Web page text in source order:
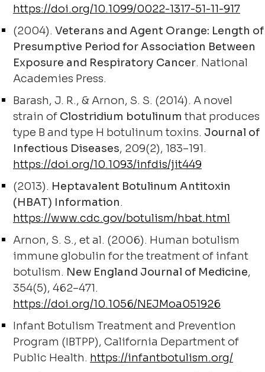
https://doi.org/10.1099/0022-1317-51-11-917
(2004). Veterans and Agent Orange: Length of
Presumptive Period for Association Between
Exposure and Respiratory Cancer. National
Academies Press.
Barash, J. R., & Arnon, S. S. (2014). A novel
strain of Clostridium botulinum that produces
type B and type H botulinum toxins. Journal of
Infectious Diseases, 209(2), 183–191.
https://doi.org/10.1093/infdis/jit449
(2013). Heptavalent Botulinum Antitoxin
(HBAT) Information.
https://www.cdc.gov/botulism/hbat.html
Arnon, S. S., et al. (2006). Human botulism
immune globulin for the treatment of infant
botulism. New England Journal of Medicine,
354(5), 462–471.
https://doi.org/10.1056/NEJMoa051926
Infant Botulism Treatment and Prevention
Program (IBTPP), California Department of
Public Health. https://infantbotulism.org/